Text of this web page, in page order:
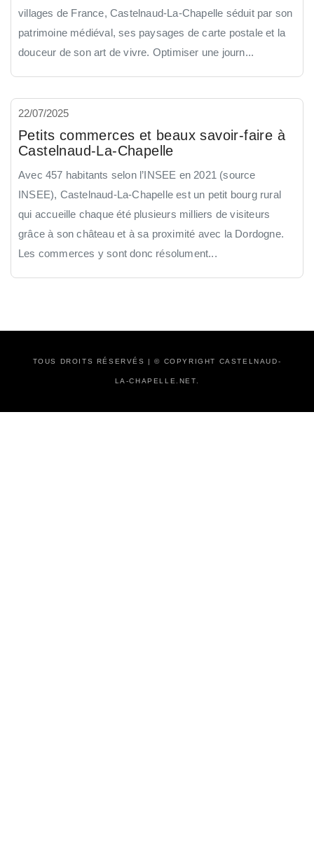
villages de France, Castelnaud-La-Chapelle séduit par son
patrimoine médiéval, ses paysages de carte postale et la
douceur de son art de vivre. Optimiser une journ...
22/07/2025
Petits commerces et beaux savoir-faire à
Castelnaud-La-Chapelle
Avec 457 habitants selon l’INSEE en 2021 (source
INSEE), Castelnaud-La-Chapelle est un petit bourg rural
qui accueille chaque été plusieurs milliers de visiteurs
grâce à son château et à sa proximité avec la Dordogne.
Les commerces y sont donc résolument...
TOUS DROITS RÉSERVÉS | © COPYRIGHT CASTELNAUD-
LA-CHAPELLE.NET.